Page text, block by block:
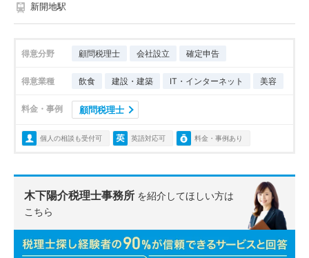
新開地駅
得意分野 顧問税理士 会社設立 確定申告
得意業種 飲食 建設・建築 IT・インターネット 美容
料金・事例 顧問税理士
個人の相談も受付可 英語対応可 料金・事例あり
木下陽介税理士事務所 を紹介してほしい方は
こちら